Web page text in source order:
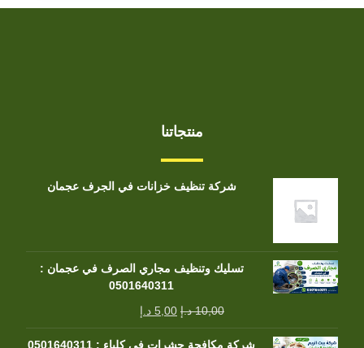
منتجاتنا
شركة تنظيف خزانات في الجرف عجمان
تسليك وتنظيف مجاري الصرف في عجمان :
0501640311
10,00 د.إ 5,00 د.إ
شركة مكافحة حشرات في كلباء : 0501640311